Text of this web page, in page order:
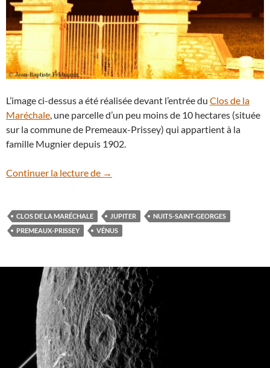
L’image ci-dessus a été réalisée devant l’entrée du Clos de la
Maréchale , une parcelle d’un peu moins de 10 hectares (située
sur la commune de Premeaux-Prissey) qui appartient à la
famille Mugnier depuis 1902.
Continuer la lecture de Le Clos de la Maréchale accueille deux
→
CLOS DE LA MARÉCHALE JUPITER
NUITS-SAINT-GEORGES
PREMEAUX-PRISSEY
VÉNUS